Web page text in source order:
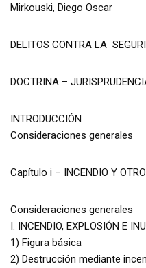
Mirkouski, Diego Oscar
DELITOS CONTRA LA
DOCTRINA –
INTRODUCCIÓN
Consideraciones generales
Capítulo i – INCENDIO Y
Consideraciones generales
I. INCENDIO, EXPLOSIÓN E
1) Figura básica
2) Destrucción mediante